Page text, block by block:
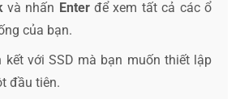
và nhấn Enterđể xem tất cả các ổ
của bạn.
kết với SSD mà bạn muốn thiết lập
đầu tiên.